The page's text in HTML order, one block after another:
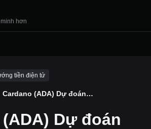
hơn
tiền điện tử
Cardano (ADA) Dự đoán g
u gì sẽ xảy ra
Dự đoán